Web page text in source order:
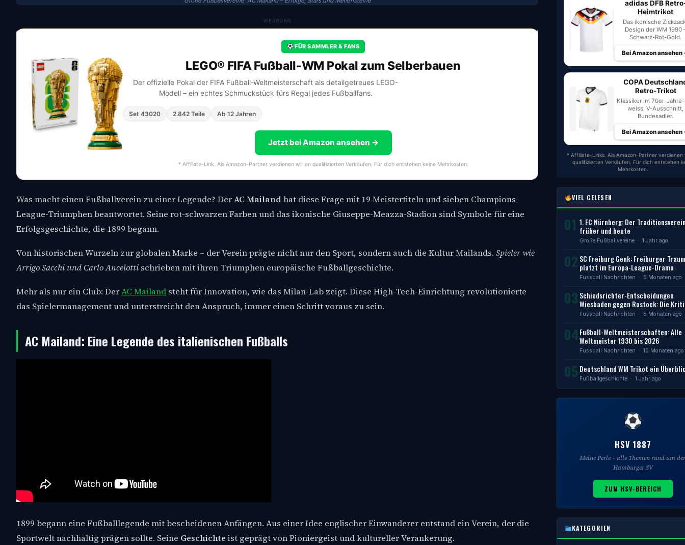
WERBUNG
FÜR SAMMLER & FANS
LEGO® FIFA Fußball-WM Pokal zum Selberbauen
Der offizielle Pokal der FIFA Fußball-Weltmeisterschaft als detailgetreues LEGO-
Modell – ein echtes Schmuckstück fürs Regal jedes Fußballfans.
Set 43020 2.842 Teile Ab 12 Jahren
Jetzt bei Amazon ansehen →
* Affiliate-Link. Als Amazon-Partner verdienen wir an qualifizierten Verkäufen. Für dich entstehen keine Mehrkosten.
Was macht einen Fußballverein zu einer Legende? DerAC Mailand hat diese Frage mit 19 Meistertiteln und sieben Champions-
League-Triumphen beantwortet. Seine rot-schwarzen Farben und das ikonische Giuseppe-Meazza-Stadion sind Symbole für eine
Erfolgsgeschichte, die 1899 begann.
Von historischen Wurzeln zur globalen Marke – der Verein prägte nicht nur den Sport, sondern auch die Kultur Mailands. Spieler wie
Arrigo Sacchi und Carlo Ancelotti schrieben mit ihren Triumphen europäische Fußballgeschichte.
Mehr als nur ein Club: DerAC Mailand steht für Innovation, wie das Milan-Lab zeigt. Diese High-Tech-Einrichtung revolutionierte
das Spielermanagement und unterstreicht den Anspruch, immer einen Schritt voraus zu sein.
AC Mailand: Eine Legende des italienischen Fußballs
1899 begann eine Fußballlegende mit bescheidenen Anfängen. Aus einer Idee englischer Einwanderer entstand ein Verein, der die
Sportwelt nachhaltig prägen sollte. Seine Geschichte ist geprägt von Pioniergeist und kultureller Verankerung.
adidas DFB
Heimtrikot
Das ikonische
Design der WM 1990
Schwarz-Rot-Gold.
Bei Amazon ansehen
COPA
Retro-Trikot
Klassiker im 70er-
weiss, V-Ausschnitt,
Bundesadler.
Bei Amazon ansehen
* Affiliate-Links. Als Amazon-Partner verdienen
qualifizierten Verkäufen. Für dich entstehen
Mehrkosten.
VIEL GELESEN
01 1. FC Nürnberg: Der
früher und heute
Große Fußballvereine · 1 Jahr ago
02 SC Freiburg Genk: Freiburger Traum
platzt im Europa-League-Drama
Fussball Nachrichten · 5 Monaten ago
03 Schiedsrichter-Entscheidungen
Wiesbaden gegen Rostock: Die
Fussball Nachrichten · 5 Monaten ago
04 Fußball-Weltmeisterschaften: Alle
Weltmeister 1930 bis 2026
Fussball Nachrichten · 10 Monaten ago
05 Deutschland WM Trikot ein
Fußballgeschichte · 1 Jahr ago
HSV 1887
Meine Perle – alle Themen rund um
Hamburger SV
ZUM HSV-BEREICH
KATEGORIEN